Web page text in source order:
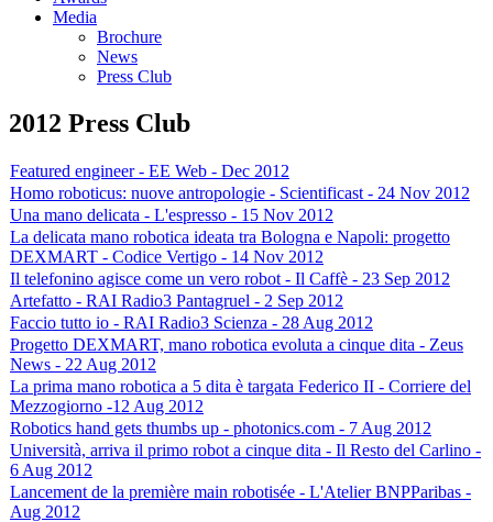
Media
Brochure
News
Press Club
2012 Press Club
Featured engineer - EE Web - Dec 2012
Homo roboticus: nuove antropologie - Scientificast - 24 Nov 2012
Una mano delicata - L'espresso - 15 Nov 2012
La delicata mano robotica ideata tra Bologna e Napoli: progetto
DEXMART - Codice Vertigo - 14 Nov 2012
Il telefonino agisce come un vero robot - Il Caffè - 23 Sep 2012
Artefatto - RAI Radio3 Pantagruel - 2 Sep 2012
Faccio tutto io - RAI Radio3 Scienza - 28 Aug 2012
Progetto DEXMART, mano robotica evoluta a cinque dita - Zeus
News - 22 Aug 2012
La prima mano robotica a 5 dita è targata Federico II - Corriere del
Mezzogiorno -12 Aug 2012
Robotics hand gets thumbs up - photonics.com - 7 Aug 2012
Università, arriva il primo robot a cinque dita - Il Resto del Carlino -
6 Aug 2012
Lancement de la première main robotisée - L'Atelier BNPParibas -
Aug 2012